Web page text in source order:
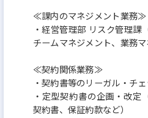
≪課内のマネジメント業務≫
・経営管理部 リスク管理課
チームマネジメント、業務
≪契約関係業務≫
・契約書等のリーガル・チ
・定型契約書の企画・改定
契約書、保証約款など）